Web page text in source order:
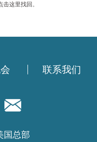
击这里找回。
联系我们
国总部